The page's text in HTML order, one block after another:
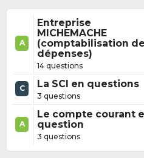
A
Entreprise
MICHEMACHE
(comptabilisation
dépenses)
14 questions
C La SCI en questions
3 questions
A
Le compte courant
question
3 questions